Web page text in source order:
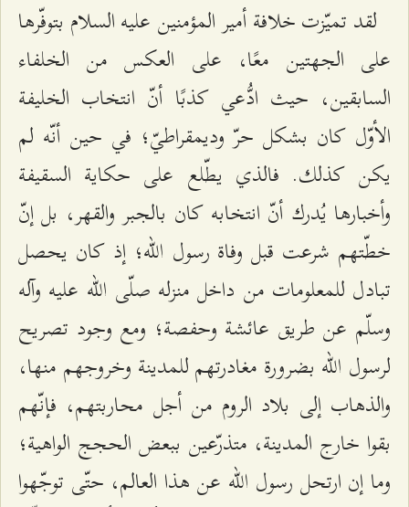
لقد تميّزت خلافة أمير المؤمنين عليه السلام بتوفّرها
على الجهتين معًا، على العكس من الخلفاء
السابقين، حيث ادُّعي كذبًا أنّ انتخاب الخليفة
الأوّل كان بشكل حرّ وديمقراطيّ؛ في حين أنّه لم
يكن كذلك. فالذي يطّلع على حكاية السقيفة
وأخبارها يُدرك أنّ انتخابه كان بالجبر والقهر، بل إنّ
خطّتهم شرعت قبل وفاة رسول الله؛ إذ كان يحصل
تبادل للمعلومات من داخل منزله صلّى الله عليه وآله
وسلّم عن طريق عائشة وحفصة؛ ومع وجود تصريح
لرسول الله بضرورة مغادرتهم للمدينة وخروجهم منها،
والذهاب إلى بلاد الروم من أجل محاربتهم، فإنّهم
بقوا خارج المدينة، متذرّعين ببعض الحجج الواهية؛
وما إن ارتحل رسول الله عن هذا العالم، حتّى توجّهوا